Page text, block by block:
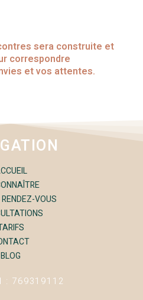
sera construite et
correspondre
et vos attentes.
RENDEZ-VOUS
BLOG
: 769319112